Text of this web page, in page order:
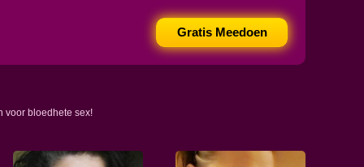
Gratis Meedoen
voor bloedhete sex!